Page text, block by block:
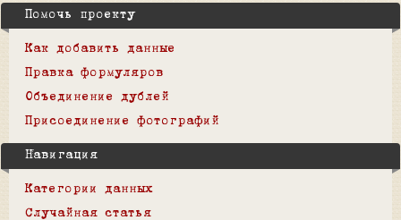
Помочь проекту
Как добавить данные
Правка формуляров
Объединение дублей
Присоединение фотографий
Навигация
Категории данных
Случайная статья